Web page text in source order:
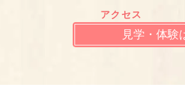
アクセス
見学・体験